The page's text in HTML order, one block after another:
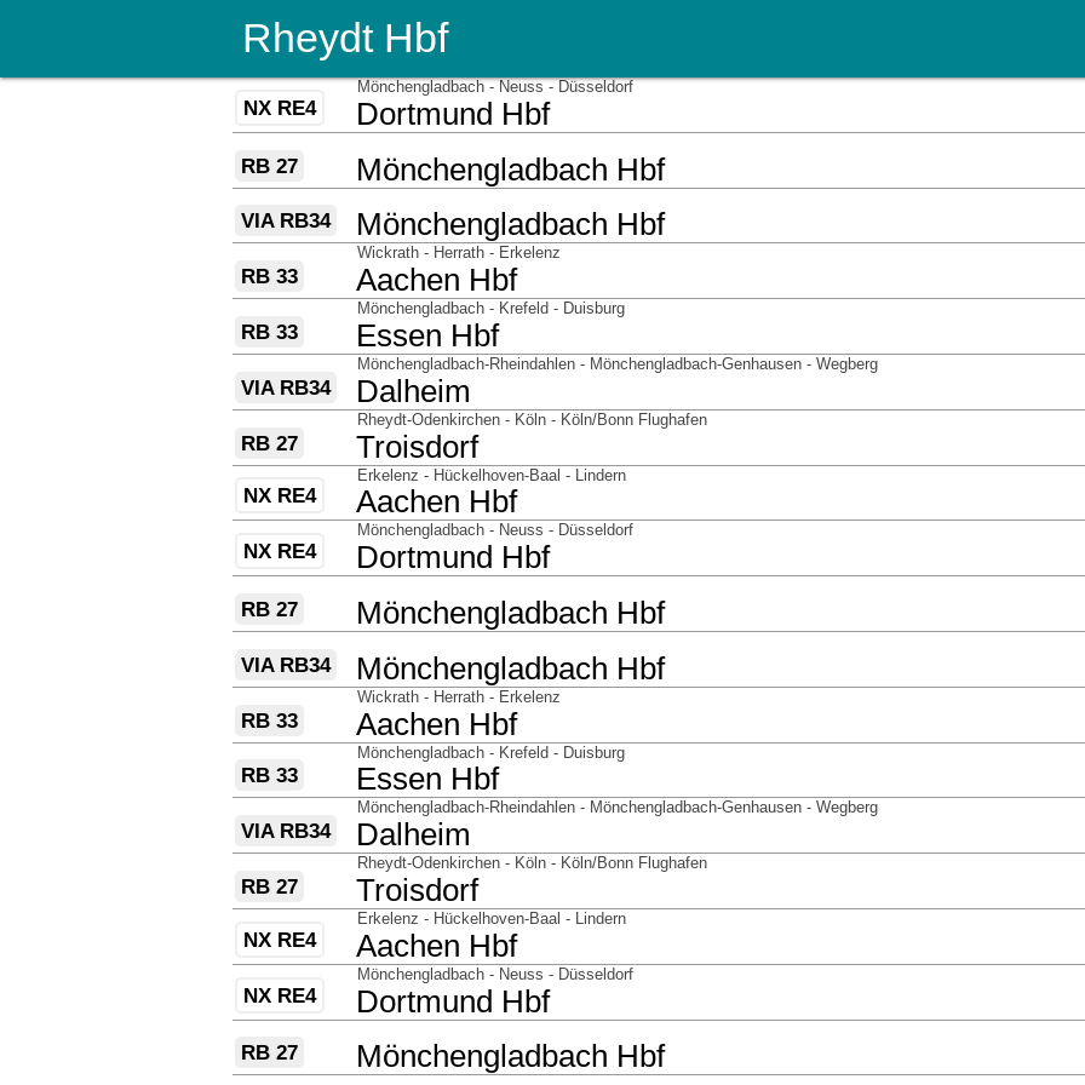
Rheydt Hbf
NX RE4 nach
Dortmund Hbf
über
Mönchengladbach - Neuss - Düsseldorf
RB 27 nach
Mönchengladbach Hbf
VIA RB34 nach
Mönchengladbach Hbf
RB 33 nach
Aachen Hbf
über
Wickrath - Herrath - Erkelenz
RB 33 nach
Essen Hbf
über
Mönchengladbach - Krefeld - Duisburg
VIA RB34 nach
Dalheim
über
Mönchengladbach-Rheindahlen - Mönchengladbach-Genhausen - Wegberg
RB 27 nach
Troisdorf
über
Rheydt-Odenkirchen - Köln - Köln/Bonn Flughafen
NX RE4 nach
Aachen Hbf
über
Erkelenz - Hückelhoven-Baal - Lindern
NX RE4 nach
Dortmund Hbf
über
Mönchengladbach - Neuss - Düsseldorf
RB 27 nach
Mönchengladbach Hbf
VIA RB34 nach
Mönchengladbach Hbf
RB 33 nach
Aachen Hbf
über
Wickrath - Herrath - Erkelenz
RB 33 nach
Essen Hbf
über
Mönchengladbach - Krefeld - Duisburg
VIA RB34 nach
Dalheim
über
Mönchengladbach-Rheindahlen - Mönchengladbach-Genhausen - Wegberg
RB 27 nach
Troisdorf
über
Rheydt-Odenkirchen - Köln - Köln/Bonn Flughafen
NX RE4 nach
Aachen Hbf
über
Erkelenz - Hückelhoven-Baal - Lindern
NX RE4 nach
Dortmund Hbf
über
Mönchengladbach - Neuss - Düsseldorf
RB 27 nach
Mönchengladbach Hbf